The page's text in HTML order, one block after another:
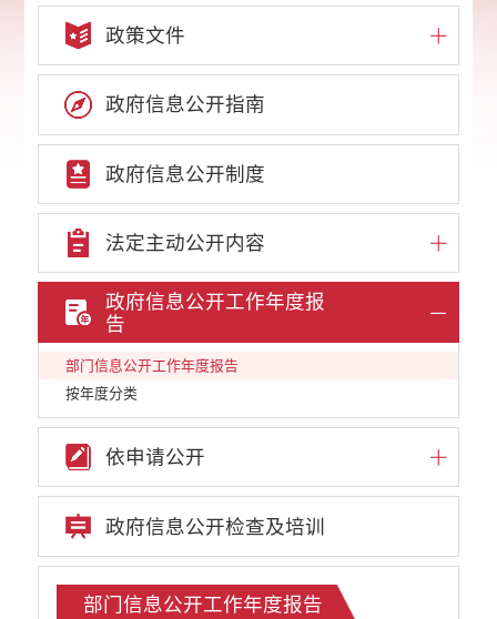
政策文件
政府信息公开指南
政府信息公开制度
法定主动公开内容
政府信息公开工作年度报
告
部门信息公开工作年度报告
按年度分类
依申请公开
政府信息公开检查及培训
部门信息公开工作年度报告